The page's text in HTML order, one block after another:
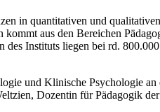
in quantitativen und
aus den Bereichen
Instituts liegen bei rd.
und Klinische Psychologie
Dozentin für Pädagogik